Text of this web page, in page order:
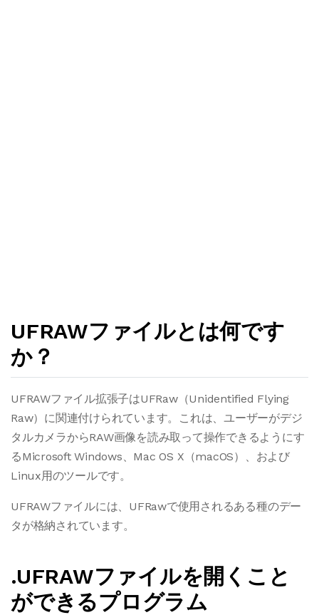
UFRAWファイルとは何です
か？
UFRAWファイル拡張子はUFRaw（Unidentified Flying
Raw）に関連付けられています。これは、ユーザーがデジ
タルカメラからRAW画像を読み取って操作できるようにす
るMicrosoft Windows、Mac OS X（macOS）、および
Linux用のツールです。
UFRAWファイルには、UFRawで使用されるある種のデー
タが格納されています。
.UFRAWファイルを開くこと
ができるプログラム